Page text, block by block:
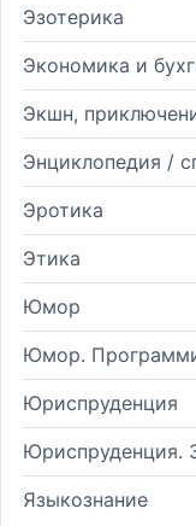
Эзотерика
Экономика и
Экшн,
Энциклопедия /
Эротика
Этика
Юмор
Юмор.
Юриспруденция
Юриспруденция.
Языкознание